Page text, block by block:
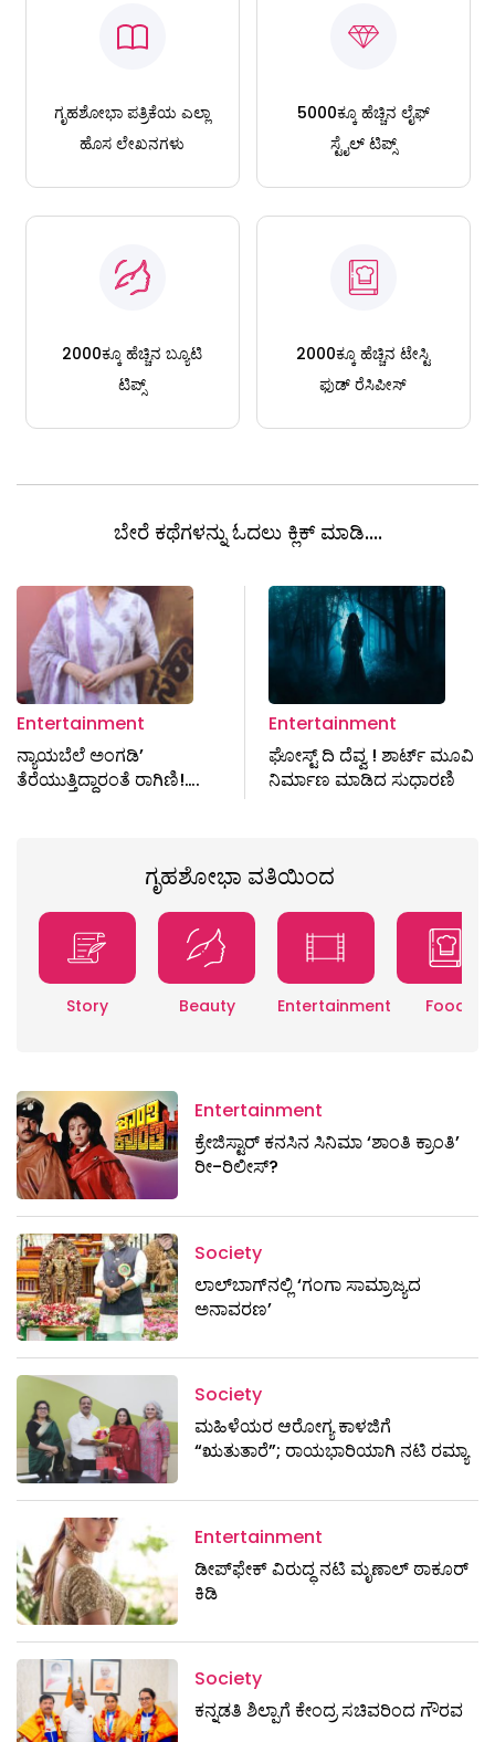
ಗೃಹಶೋಭಾ ಪತ್ರಿಕೆಯ ಎಲ್ಲಾ
ಹೊಸ ಲೇಖನಗಳು
5000ಕ್ಕೂ ಹೆಚ್ಚಿನ ಲೈಫ್
ಸ್ಟೈಲ್ ಟಿಪ್ಸ್
2000ಕ್ಕೂ ಹೆಚ್ಚಿನ ಬ್ಯೂಟಿ
ಟಿಪ್ಸ್
2000ಕ್ಕೂ ಹೆಚ್ಚಿನ ಟೇಸ್ಟಿ
ಫುಡ್ ರೆಸಿಪೀಸ್
ಬೇರೆ ಕಥೆಗಳನ್ನು ಓದಲು ಕ್ಲಿಕ್ ಮಾಡಿ....
Entertainment
ನ್ಯಾಯಬೆಲೆ ಅಂಗಡಿʼ
ತೆರೆಯುತ್ತಿದ್ದಾರಂತೆ ರಾಗಿಣಿ!….
Entertainment
ಘೋಸ್ಟ್ ದಿ ದೆವ್ವ ! ಶಾರ್ಟ್ ಮೂವಿ
ನಿರ್ಮಾಣ ಮಾಡಿದ ಸುಧಾರಣಿ
ಗೃಹಶೋಭಾ ವತಿಯಿಂದ
Story Beauty Entertainment Food
Entertainment
ಕ್ರೇಜಿಸ್ಟಾರ್ ಕನಸಿನ ಸಿನಿಮಾ ‘ಶಾಂತಿ ಕ್ರಾಂತಿ’
ರೀ-ರಿಲೀಸ್?
Society
ಲಾಲ್‌ಬಾಗ್‌ನಲ್ಲಿ ‘ಗಂಗಾ ಸಾಮ್ರಾಜ್ಯದ
ಅನಾವರಣ’
Society
ಮಹಿಳೆಯರ ಆರೋಗ್ಯ ಕಾಳಜಿಗೆ
“ಋತುತಾರೆ”; ರಾಯಭಾರಿಯಾಗಿ ನಟಿ ರಮ್ಯಾ
Entertainment
ಡೀಪ್‌ಫೇಕ್ ವಿರುದ್ಧ ನಟಿ ಮೃಣಾಲ್ ಠಾಕೂರ್
ಕಿಡಿ
Society
ಕನ್ನಡತಿ ಶಿಲ್ಪಾಗೆ ಕೇಂದ್ರ ಸಚಿವರಿಂದ ಗೌರವ